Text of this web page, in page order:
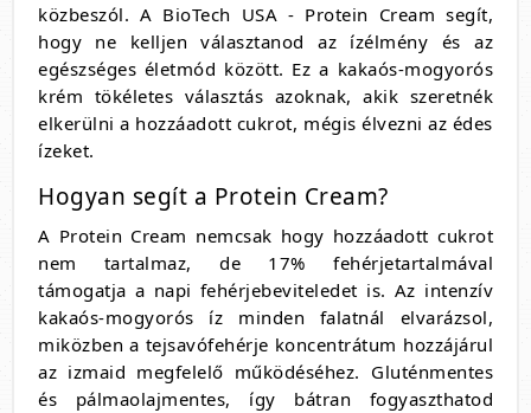
közbeszól. A BioTech USA - Protein Cream segít,
hogy ne kelljen választanod az ízélmény és az
egészséges életmód között. Ez a kakaós-mogyorós
krém tökéletes választás azoknak, akik szeretnék
elkerülni a hozzáadott cukrot, mégis élvezni az édes
ízeket.
Hogyan segít a Protein Cream?
A Protein Cream nemcsak hogy hozzáadott cukrot
nem tartalmaz, de 17% fehérjetartalmával
támogatja a napi fehérjebeviteledet is. Az intenzív
kakaós-mogyorós íz minden falatnál elvarázsol,
miközben a tejsavófehérje koncentrátum hozzájárul
az izmaid megfelelő működéséhez. Gluténmentes
és pálmaolajmentes, így bátran fogyaszthatod